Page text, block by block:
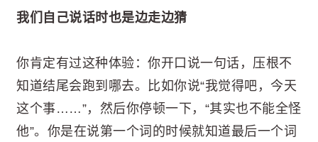
我们自己说话时也是边走边猜
你肯定有过这种体验：你开口说一句话，压根不
知道结尾会跑到哪去。比如你说“我觉得吧，今天
这个事……”，然后你停顿一下，“其实也不能全怪
他”。你是在说第一个词的时候就知道最后一个词